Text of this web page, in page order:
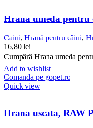
Hrana umeda pentru
Caini, Hrană pentru câini,
16,80 lei
Cumpără Hrana umeda
Add to wishlist
Comanda pe gopet.ro
Quick view
Hrana uscata, RAW